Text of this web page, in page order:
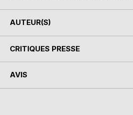
AUTEUR(S)
CRITIQUES PRESSE
AVIS